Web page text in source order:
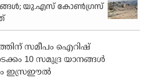
യു.എസ് കോൺഗ്രസ്
സമീപം ഐറിഷ്
10 സമുദ്ര യാനങ്ങള്‍
ഇസ്രഈല്‍